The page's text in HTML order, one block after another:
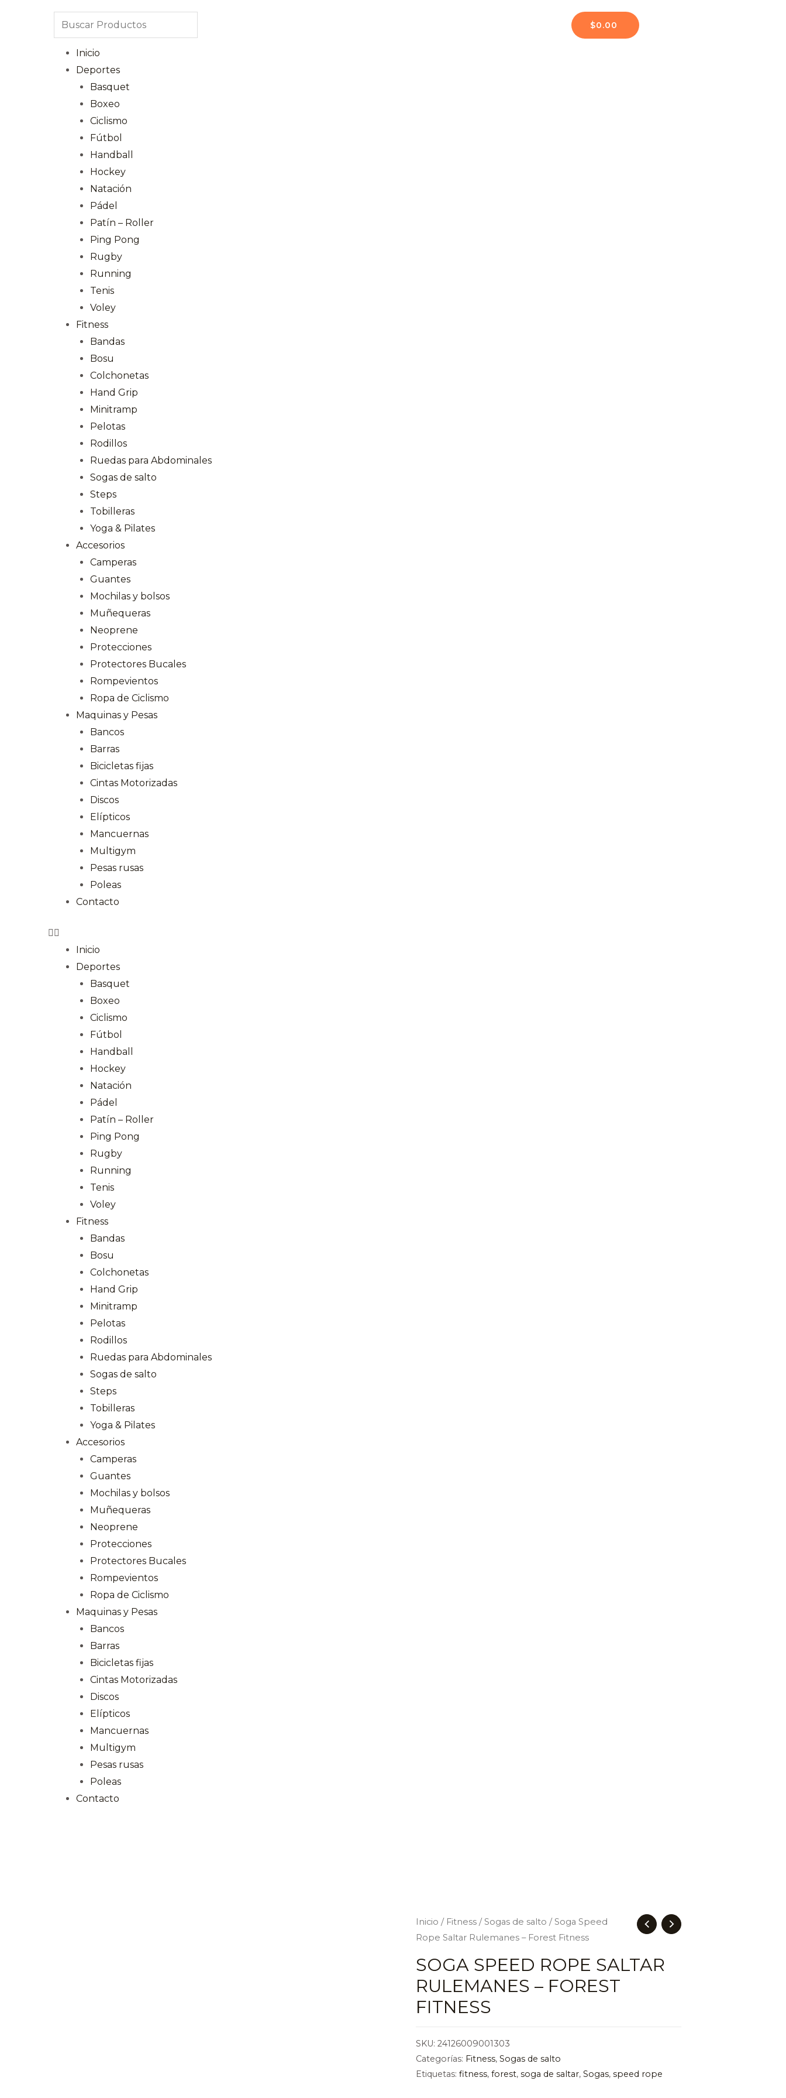
$0.00
Inicio
Deportes
Basquet
Boxeo
Ciclismo
Fútbol
Handball
Hockey
Natación
Pádel
Patín – Roller
Ping Pong
Rugby
Running
Tenis
Voley
Fitness
Bandas
Bosu
Colchonetas
Hand Grip
Minitramp
Pelotas
Rodillos
Ruedas para Abdominales
Sogas de salto
Steps
Tobilleras
Yoga & Pilates
Accesorios
Camperas
Guantes
Mochilas y bolsos
Muñequeras
Neoprene
Protecciones
Protectores Bucales
Rompevientos
Ropa de Ciclismo
Maquinas y Pesas
Bancos
Barras
Bicicletas fijas
Cintas Motorizadas
Discos
Elípticos
Mancuernas
Multigym
Pesas rusas
Poleas
Contacto
Inicio
Deportes
Basquet
Boxeo
Ciclismo
Fútbol
Handball
Hockey
Natación
Pádel
Patín – Roller
Ping Pong
Rugby
Running
Tenis
Voley
Fitness
Bandas
Bosu
Colchonetas
Hand Grip
Minitramp
Pelotas
Rodillos
Ruedas para Abdominales
Sogas de salto
Steps
Tobilleras
Yoga & Pilates
Accesorios
Camperas
Guantes
Mochilas y bolsos
Muñequeras
Neoprene
Protecciones
Protectores Bucales
Rompevientos
Ropa de Ciclismo
Maquinas y Pesas
Bancos
Barras
Bicicletas fijas
Cintas Motorizadas
Discos
Elípticos
Mancuernas
Multigym
Pesas rusas
Poleas
Contacto
Inicio / Fitness /Sogas de salto / Soga Speed
Rope Saltar Rulemanes – Forest Fitness
SOGA SPEED ROPE SALTAR
RULEMANES – FOREST
FITNESS
SKU:24126009001303
Categorías: Fitness,Sogas de salto
Etiquetas:fitness,forest,soga de saltar,Sogas,speed rope